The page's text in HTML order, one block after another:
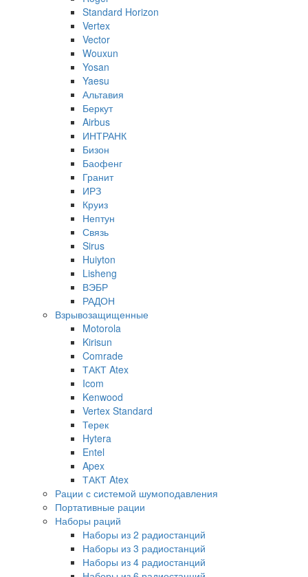
Standard Horizon
Vertex
Vector
Wouxun
Yosan
Yaesu
Альтавия
Беркут
Airbus
ИНТРАНК
Бизон
Баофенг
Гранит
ИРЗ
Круиз
Нептун
Связь
Sirus
Huiyton
Lisheng
ВЭБР
РАДОН
Взрывозащищенные
Motorola
Kirisun
Comrade
ТАКТ Atex
Icom
Kenwood
Vertex Standard
Терек
Hytera
Entel
Apex
ТАКТ Atex
Рации с системой шумоподавления
Портативные рации
Наборы раций
Наборы из 2 радиостанций
Наборы из 3 радиостанций
Наборы из 4 радиостанций